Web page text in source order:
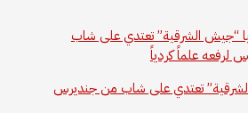
تعتدي على شاب من جنديرس